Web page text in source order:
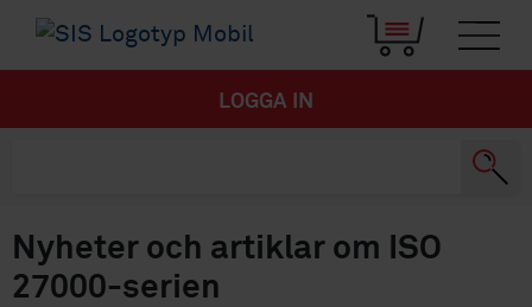
LOGGA IN
Nyheter och artiklar om ISO
27000-serien